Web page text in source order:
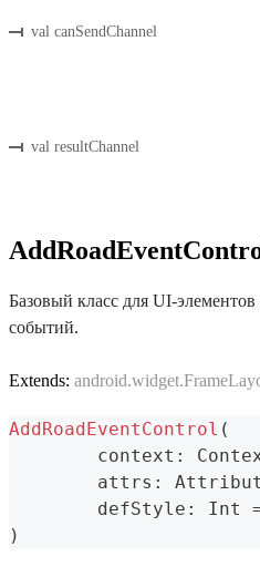
val canSendChannel
val resultChannel
Базовый класс для UI-
событий.
Extends:
AddRoadEventControl (
	context
:
	attrs
:
	defStyle
: Int
)